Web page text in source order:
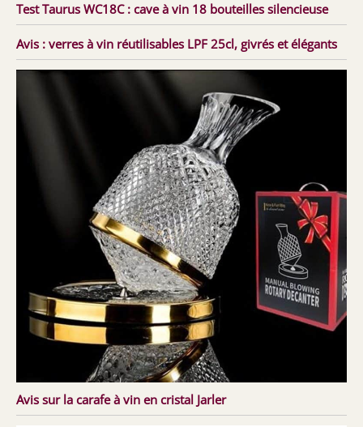
Test Taurus WC18C : cave à vin 18 bouteilles silencieuse
Avis : verres à vin réutilisables LPF 25cl, givrés et élégants
Avis sur la carafe à vin en cristal Jarler